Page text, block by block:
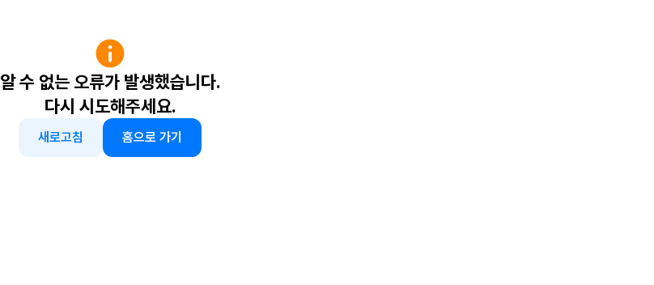
알 수 없는 오류가 발생했습니다.
다시 시도해주세요.
새로고침 홈으로 가기